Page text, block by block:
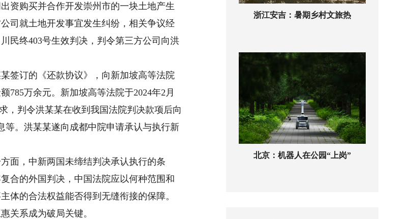
购买并合作开发崇州市的一块土地产生
司就土地开发事宜发生纠纷，相关争议经
民终403号生效判决，判令第三方公司向洪
订的《还款协议》，向新加坡高等法院
785万余元。新加坡高等法院于2024年2月
，判令洪某某在收到我国法院判决款项后向
等。洪某某遂向成都中院申请承认与执行新
，中新两国未缔结判决承认执行的条
合的外国判决，中国法院应以何种范围和
体的合法权益能否得到无缝衔接的保障。
系成为破局关键。
浙江安吉：暑期乡村文旅热
北京：机器人在公园“上岗”